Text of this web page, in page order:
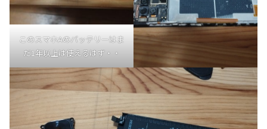
このスマホAのバッテリーはま
だ1年以上は使えるはず・・